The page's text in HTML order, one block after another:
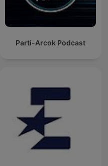
Parti-Arcok Podcast